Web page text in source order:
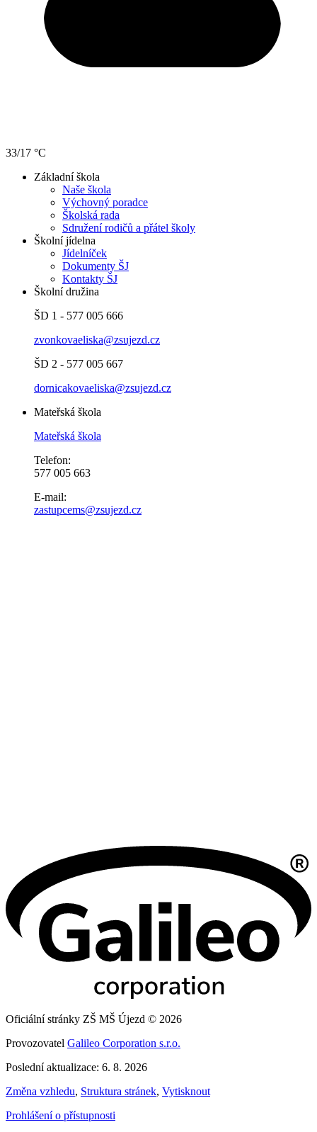
33/17 °C
Základní škola
Naše škola
Výchovný poradce
Školská rada
Sdružení rodičů a přátel školy
Školní jídelna
Jídelníček
Dokumenty ŠJ
Kontakty ŠJ
Školní družina
ŠD 1 - 577 005 666
zvonkovaeliska@zsujezd.cz
ŠD 2 - 577 005 667
dornicakovaeliska@zsujezd.cz
Mateřská škola
Mateřská škola
Telefon:
577 005 663
E-mail:
zastupcems@zsujezd.cz
Oficiální stránky ZŠ MŠ Újezd © 2026
Provozovatel Galileo Corporation s.r.o.
Poslední aktualizace: 6. 8. 2026
Změna vzhledu, Struktura stránek, Vytisknout
Prohlášení o přístupnosti